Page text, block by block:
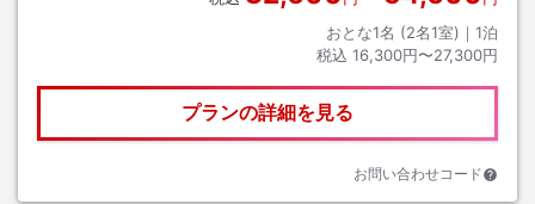
おとな1名 (2名1室)｜ 1泊
税込 16,300円〜27,300円
プランの詳細を見る
お問い合わせコード